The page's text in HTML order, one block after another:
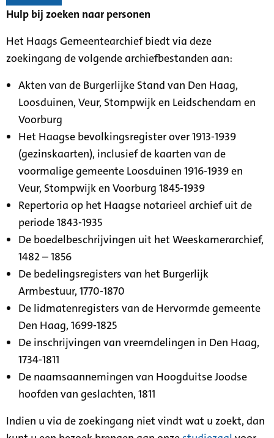
Hulp bij zoeken naar personen
Het Haags Gemeentearchief biedt via deze
zoekingang de volgende archiefbestanden aan:
Akten van de Burgerlijke Stand van Den Haag,
Loosduinen, Veur, Stompwijk en Leidschendam en
Voorburg
Het Haagse bevolkingsregister over 1913-1939
(gezinskaarten), inclusief de kaarten van de
voormalige gemeente Loosduinen 1916-1939 en
Veur, Stompwijk en Voorburg 1845-1939
Repertoria op het Haagse notarieel archief uit de
periode 1843-1935
De boedelbeschrijvingen uit het Weeskamerarchief,
1482 – 1856
De bedelingsregisters van het Burgerlijk
Armbestuur, 1770-1870
De lidmatenregisters van de Hervormde gemeente
Den Haag, 1699-1825
De inschrijvingen van vreemdelingen in Den Haag,
1734-1811
De naamsaannemingen van Hoogduitse Joodse
hoofden van geslachten, 1811
Indien u via de zoekingang niet vindt wat u zoekt, dan